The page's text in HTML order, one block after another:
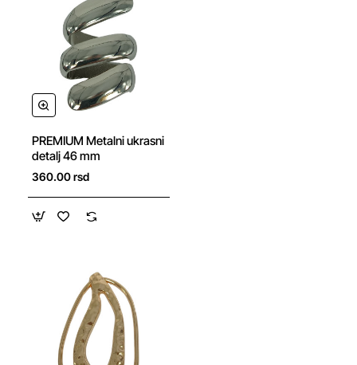
NOVO
PREMIUM Metalni ukrasni
detalj 46 mm
360.00 rsd